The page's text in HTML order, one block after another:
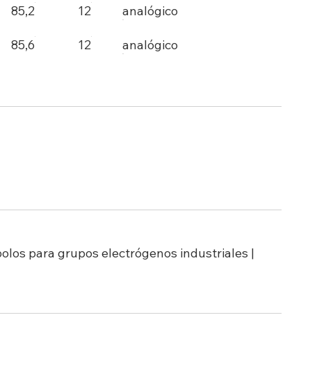
85,2 12 analógico
85,6 12 analógico
para grupos electrógenos industriales |